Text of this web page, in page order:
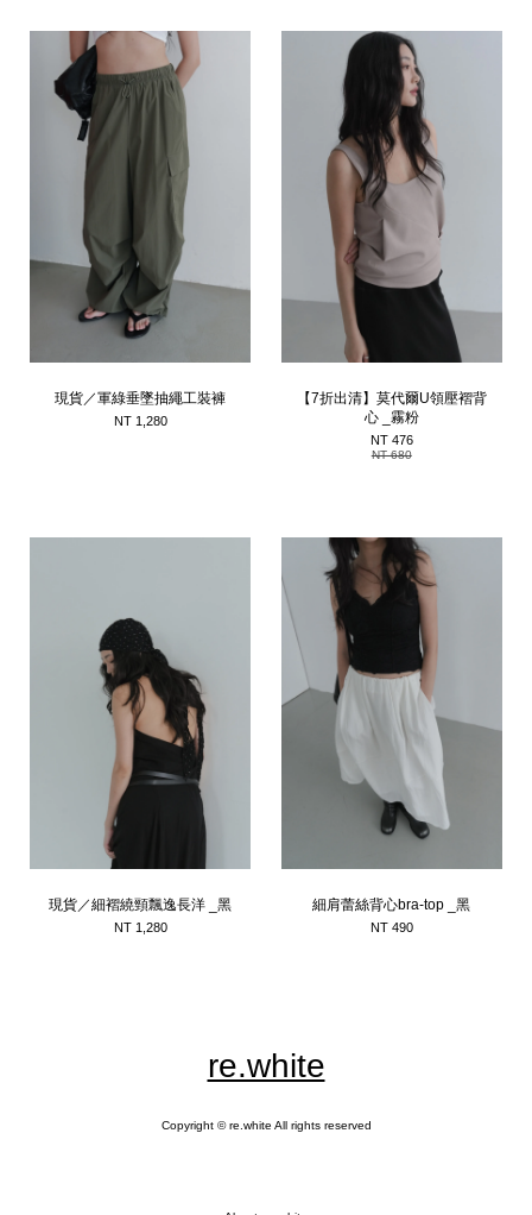
現貨／軍綠垂墜抽繩工裝褲
NT 1,280
【7折出清】莫代爾U領壓褶背
心 _霧粉
NT 476
NT 680
現貨／細褶繞頸飄逸長洋 _黑
NT 1,280
細肩蕾絲背心bra-top _黑
NT 490
re.white
Copyright © re.white All rights reserved